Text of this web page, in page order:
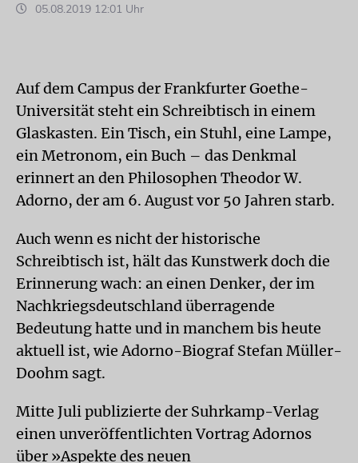
05.08.2019 12:01 Uhr
Auf dem Campus der Frankfurter Goethe-
Universität steht ein Schreibtisch in einem
Glaskasten. Ein Tisch, ein Stuhl, eine Lampe,
ein Metronom, ein Buch – das Denkmal
erinnert an den Philosophen Theodor W.
Adorno, der am 6. August vor 50 Jahren starb.
Auch wenn es nicht der historische
Schreibtisch ist, hält das Kunstwerk doch die
Erinnerung wach: an einen Denker, der im
Nachkriegsdeutschland überragende
Bedeutung hatte und in manchem bis heute
aktuell ist, wie Adorno-Biograf Stefan Müller-
Doohm sagt.
Mitte Juli publizierte der Suhrkamp-Verlag
einen unveröffentlichten Vortrag Adornos
über »Aspekte des neuen